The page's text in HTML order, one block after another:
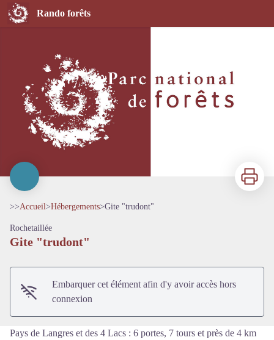
Rando forêts
Gite "trudont"
Imprimer
>>Accueil>Hébergements>Gite "trudont"
Rochetaillée
Gite "trudont"
Embarquer cet élément afin d'y avoir accès hors
connexion
Pays de Langres et des 4 Lacs : 6 portes, 7 tours et près de 4 km